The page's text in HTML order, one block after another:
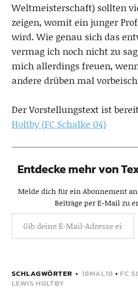
Weltmeisterschaft) sollten
zeigen, womit ein junger
wird. Wie genau sich das
vermag ich noch nicht zu
mich allerdings freuen,
andere drüben mal
Der Vorstellungstext ist
Holtby (FC Schalke 04)
Entdecke mehr von
Melde dich für ein Abonnement
Beiträge per E-Mail zu
SCHLAGWÖRTER 18MAL18 • FC
LEWIS HOLTBY